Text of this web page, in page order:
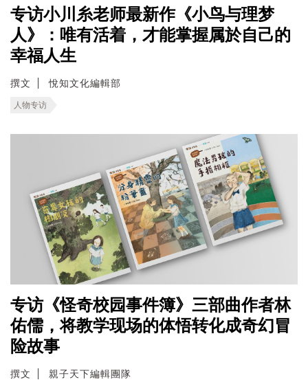
专访小川糸老师最新作《小鸟与理梦
人》：唯有活着，才能掌握属於自己的
幸福人生
撰文 悅知文化編輯部
人物专访
专访《怪奇校园事件簿》三部曲作者林
佑儒，将教学现场的体悟转化成奇幻冒
险故事
撰文 親子天下編輯團隊